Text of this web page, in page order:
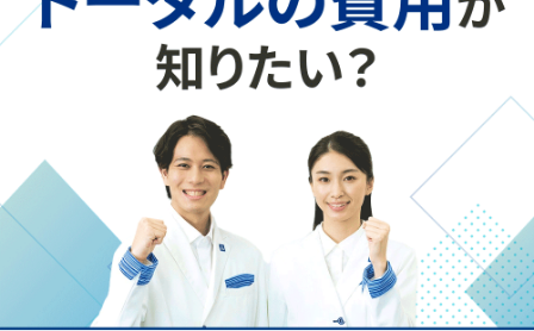
お子さまとの相性を考慮し、当塾が体験授業の担当の
先生を設定いたします。科目や単元、使用テキストな